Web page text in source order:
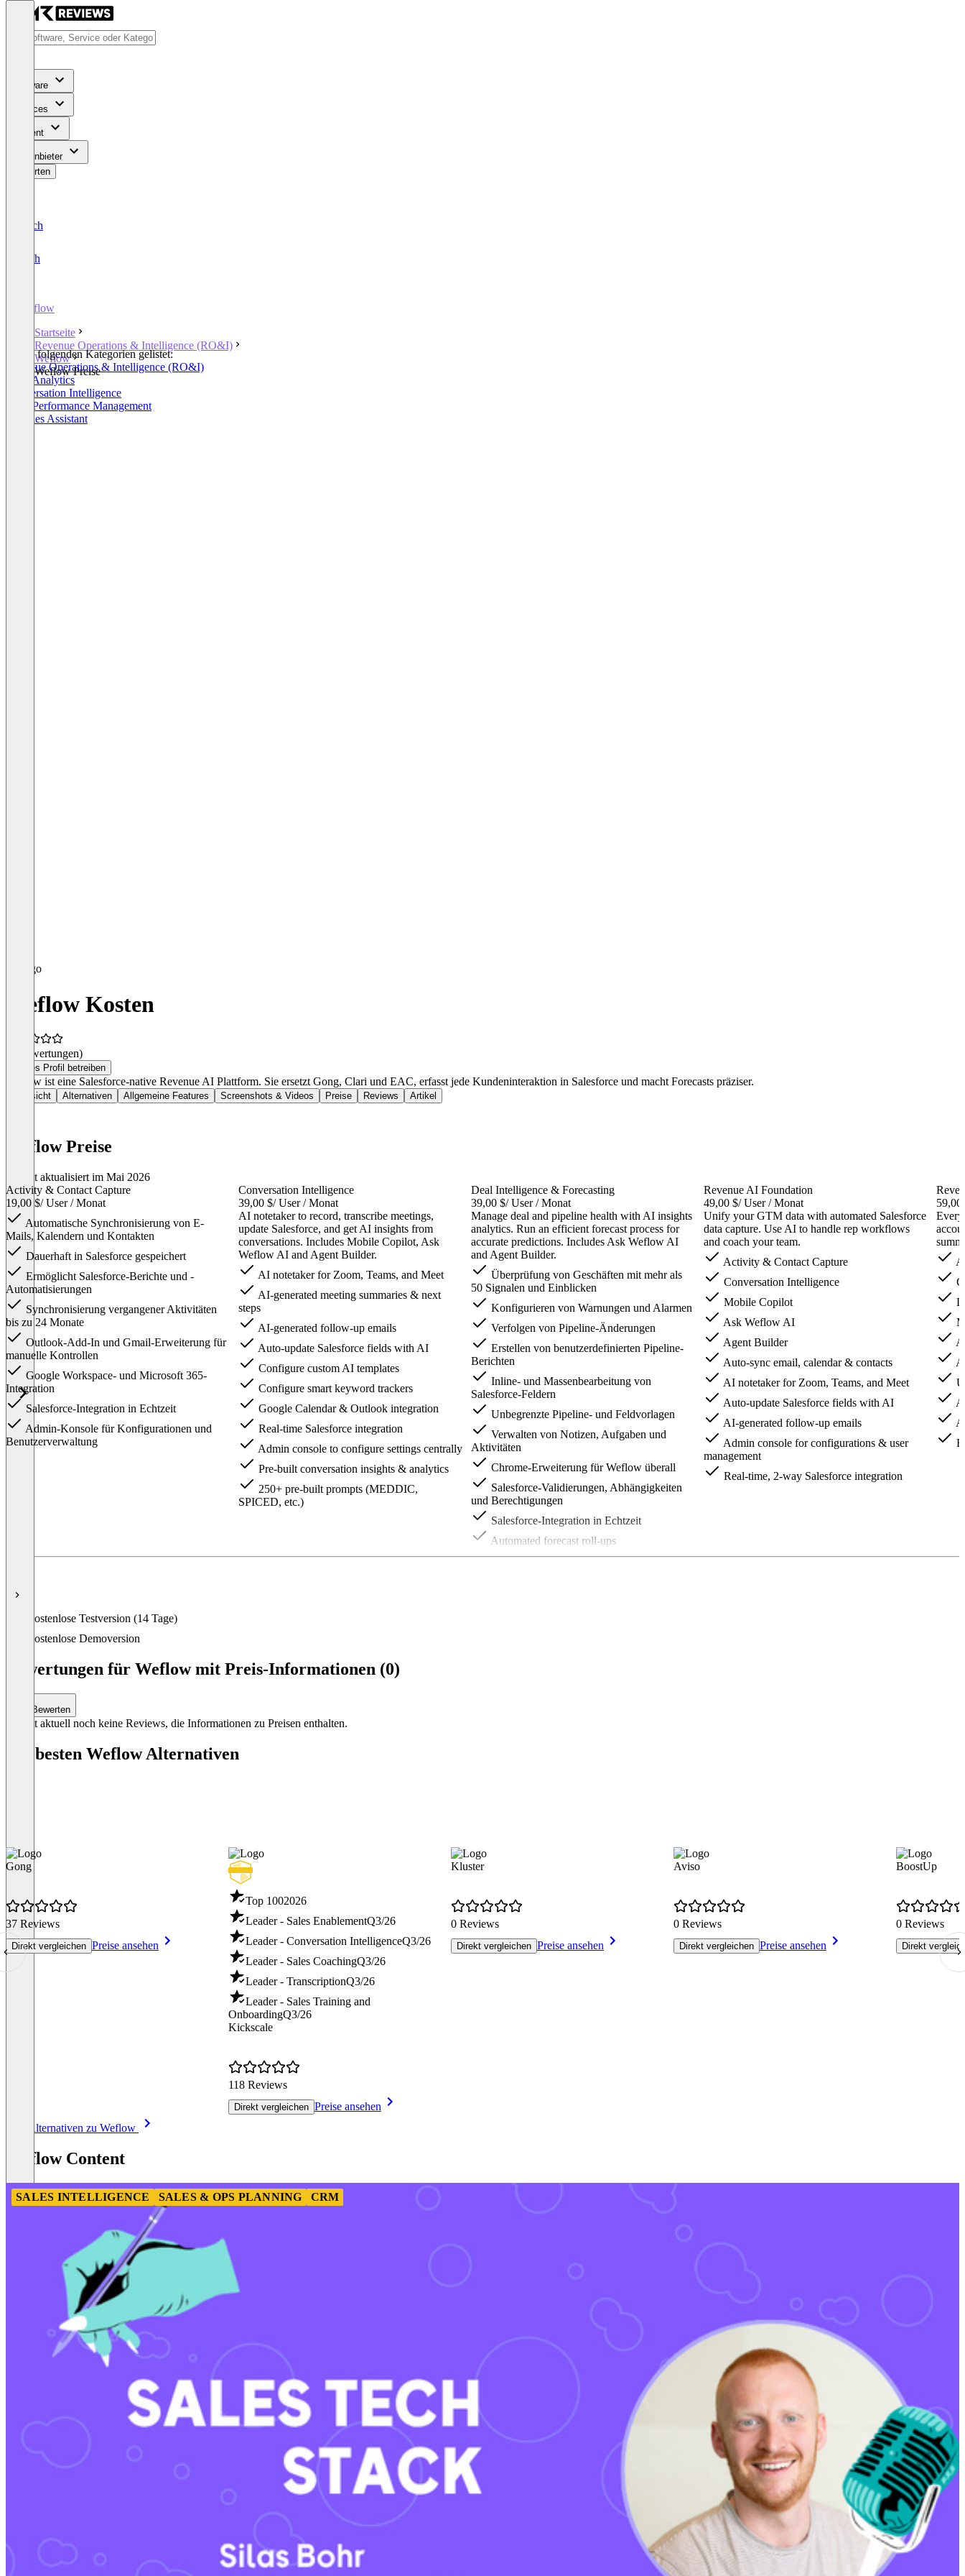
Software
Services
Content
Für Anbieter
Bewerten
Deutsch
English
Weflow
Startseite
Revenue Operations & Intelligence (RO&I)
Weflow
Weflow Preise
In den folgenden Kategorien gelistet:
Revenue Operations & Intelligence (RO&I)
Sales Analytics
Conversation Intelligence
Sales Performance Management
AI Sales Assistant
Weflow Kosten
(0 Bewertungen)
Dieses Profil betreiben
Weflow ist eine Salesforce-native Revenue AI Plattform. Sie ersetzt Gong, Clari und EAC, erfasst jede Kundeninteraktion in Salesforce und macht Forecasts präziser.
Übersicht Alternativen Allgemeine Features Screenshots & Videos Preise Reviews Artikel
Weflow Preise
Zuletzt aktualisiert im Mai 2026
Activity & Contact Capture
19,00 $/ User / Monat
Automatische Synchronisierung von E-
Mails, Kalendern und Kontakten
Dauerhaft in Salesforce gespeichert
Ermöglicht Salesforce-Berichte und -
Automatisierungen
Synchronisierung vergangener Aktivitäten
bis zu 24 Monate
Outlook-Add-In und Gmail-Erweiterung für
manuelle Kontrollen
Google Workspace- und Microsoft 365-
Integration
Salesforce-Integration in Echtzeit
Admin-Konsole für Konfigurationen und
Benutzerverwaltung
Conversation Intelligence
39,00 $/ User / Monat
AI notetaker to record, transcribe meetings,
update Salesforce, and get AI insights from
conversations. Includes Mobile Copilot, Ask
Weflow AI and Agent Builder.
AI notetaker for Zoom, Teams, and Meet
AI-generated meeting summaries & next
steps
AI-generated follow-up emails
Auto-update Salesforce fields with AI
Configure custom AI templates
Configure smart keyword trackers
Google Calendar & Outlook integration
Real-time Salesforce integration
Admin console to configure settings centrally
Pre-built conversation insights & analytics
250+ pre-built prompts (MEDDIC,
SPICED, etc.)
Deal Intelligence & Forecasting
39,00 $/ User / Monat
Manage deal and pipeline health with AI insights
analytics. Run an efficient forecast process for
accurate predictions. Includes Ask Weflow AI
and Agent Builder.
Überprüfung von Geschäften mit mehr als
50 Signalen und Einblicken
Konfigurieren von Warnungen und Alarmen
Verfolgen von Pipeline-Änderungen
Erstellen von benutzerdefinierten Pipeline-
Berichten
Inline- und Massenbearbeitung von
Salesforce-Feldern
Unbegrenzte Pipeline- und Feldvorlagen
Verwalten von Notizen, Aufgaben und
Aktivitäten
Chrome-Erweiterung für Weflow überall
Salesforce-Validierungen, Abhängigkeiten
und Berechtigungen
Salesforce-Integration in Echtzeit
Automated forecast roll-ups
Deal-by-deal, rep-by-rep forecast
Revenue AI Foundation
49,00 $/ User / Monat
Unify your GTM data with automated Salesforce
data capture. Use AI to handle rep workflows
and coach your team.
Activity & Contact Capture
Conversation Intelligence
Mobile Copilot
Ask Weflow AI
Agent Builder
Auto-sync email, calendar & contacts
AI notetaker for Zoom, Teams, and Meet
Auto-update Salesforce fields with AI
AI-generated follow-up emails
Admin console for configurations & user
management
Real-time, 2-way Salesforce integration
59,00
Kostenlose Testversion (14 Tage)
Kostenlose Demoversion
Bewertungen für Weflow mit Preis-Informationen (0)
Bewerten
Es gibt aktuell noch keine Reviews, die Informationen zu Preisen enthalten.
Die besten Weflow Alternativen
Gong
37 Reviews
Direkt vergleichen Preise ansehen
Top 1002026
Leader - Sales EnablementQ3/26
Leader - Conversation IntelligenceQ3/26
Leader - Sales CoachingQ3/26
Leader - TranscriptionQ3/26
Leader - Sales Training and
OnboardingQ3/26
Kickscale
118 Reviews
Direkt vergleichen Preise ansehen
Kluster
0 Reviews
Direkt vergleichen Preise ansehen
Aviso
0 Reviews
Direkt vergleichen Preise ansehen
BoostUp
0 Reviews
Direkt
Alle Alternativen zu Weflow
Weflow Content
SALES INTELLIGENCE SALES & OPS PLANNING CRM